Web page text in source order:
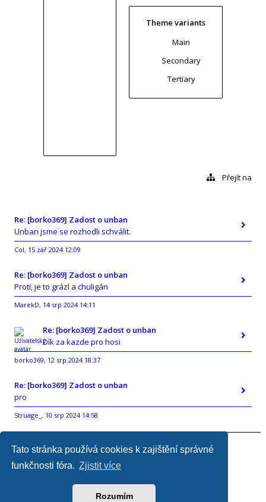
Tato stránka používá cookies k zajištění správné
funkčnosti fóra. Zjistit více
Rozumím
Theme variants
Main
Secondary
Tertiary
Přejít na
Re: [borko369] Zadost o unban
Unban jsme se rozhodli schválit.
Col, 15 zář 2024 12:09
Re: [borko369] Zadost o unban
Proti, je to grázl a chuligán
MarekD, 14 srp 2024 14:11
Re: [borko369] Zadost o unban
Dík za kazde pro hosi
borko369, 12 srp 2024 18:37
Re: [borko369] Zadost o unban
pro
Struage_ , 10 srp 2024 14:58
Právě je 07 srp 2026 00:53